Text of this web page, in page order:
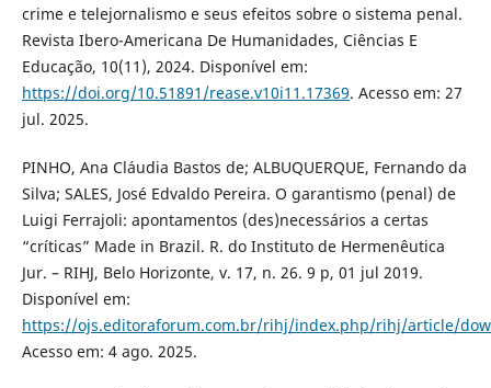
crime e telejornalismo e seus efeitos sobre o sistema penal.
Revista Ibero-Americana De Humanidades, Ciências E
Educação, 10(11), 2024. Disponível em:
https://doi.org/10.51891/rease.v10i11.17369. Acesso em: 27
jul. 2025.
PINHO, Ana Cláudia Bastos de; ALBUQUERQUE, Fernando da
Silva; SALES, José Edvaldo Pereira. O garantismo (penal) de
Luigi Ferrajoli: apontamentos (des)necessários a certas
“críticas” Made in Brazil. R. do Instituto de Hermenêutica
Jur. – RIHJ, Belo Horizonte, v. 17, n. 26. 9 p, 01 jul 2019.
Disponível em:
https://ojs.editoraforum.com.br/rihj/index.php/rihj/article/
Acesso em: 4 ago. 2025.